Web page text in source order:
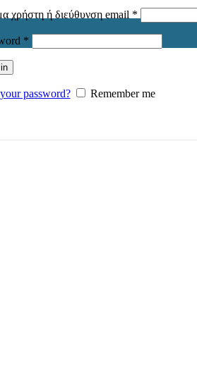
χρήστη ή διεύθυνση email *Απαιτείται
*Απαιτείται
password? Remember me